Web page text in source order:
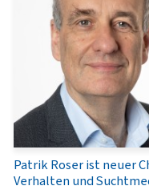
Patrik Roser ist neuer
Verhalten und